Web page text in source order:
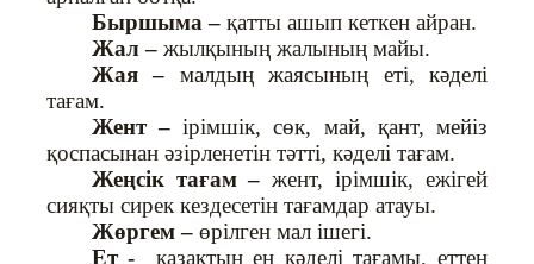
Быршыма – қатты ашып кеткен айран.
Жал – жылқының жалының майы.
Жая – малдың жаясының еті, кәделі
тағам.
Жент –ірімшік, сөк, май, қант, мейіз
қоспасынан әзірленетін тәтті, кәделі тағам.
Жеңсік тағам –жент, ірімшік, ежігей
сияқты сирек кездесетін тағамдар атауы.
Жөргем – өрілген мал ішегі.
Ет -
қазақтың ең кәделі тағамы, еттен